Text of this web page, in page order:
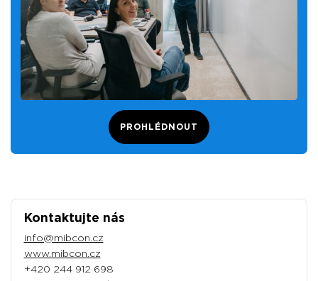
PROHLÉDNOUT
Kontaktujte nás
info@mibcon.cz
www.mibcon.cz
+420 244 912 698